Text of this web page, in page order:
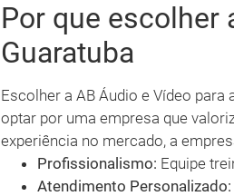
Por que escolher
Guaratuba
Escolher a AB Áudio e Vídeo
optar por uma empresa que
experiência no mercado, a
Profissionalismo: Equipe
Atendimento Personalizado: